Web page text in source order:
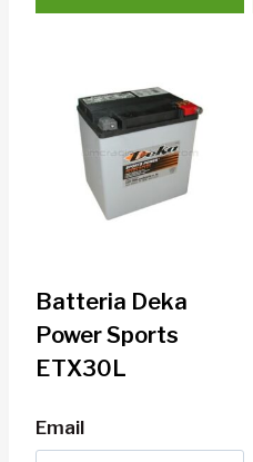
Batteria Deka
Power Sports
ETX30L
Email